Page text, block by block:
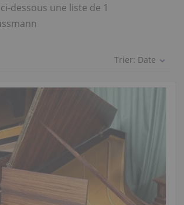
dessous une liste de 1
Trier: Date